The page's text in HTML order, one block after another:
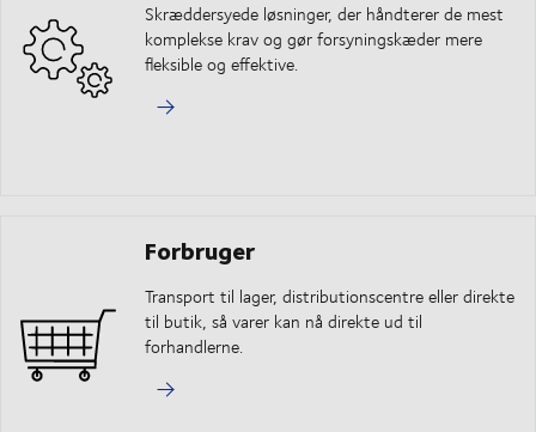
Skræddersyede løsninger, der håndterer de mest
komplekse krav og gør forsyningskæder mere
fleksible og effektive.
Forbruger
Transport til lager, distributionscentre eller direkte
til butik, så varer kan nå direkte ud til
forhandlerne.